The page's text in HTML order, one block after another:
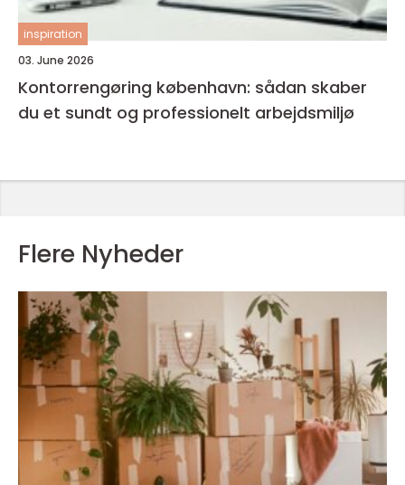
inspiration
03. June 2026
Kontorrengøring københavn: sådan skaber
du et sundt og professionelt arbejdsmiljø
Flere Nyheder